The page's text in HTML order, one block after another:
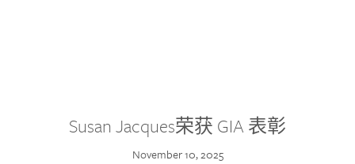
Susan Jacques荣获 GIA 表彰
November 10, 2025